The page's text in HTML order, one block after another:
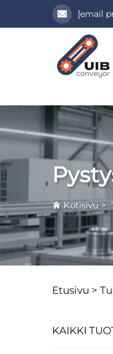
[email
Kotisivu>
Etusivu >
KAIKKI